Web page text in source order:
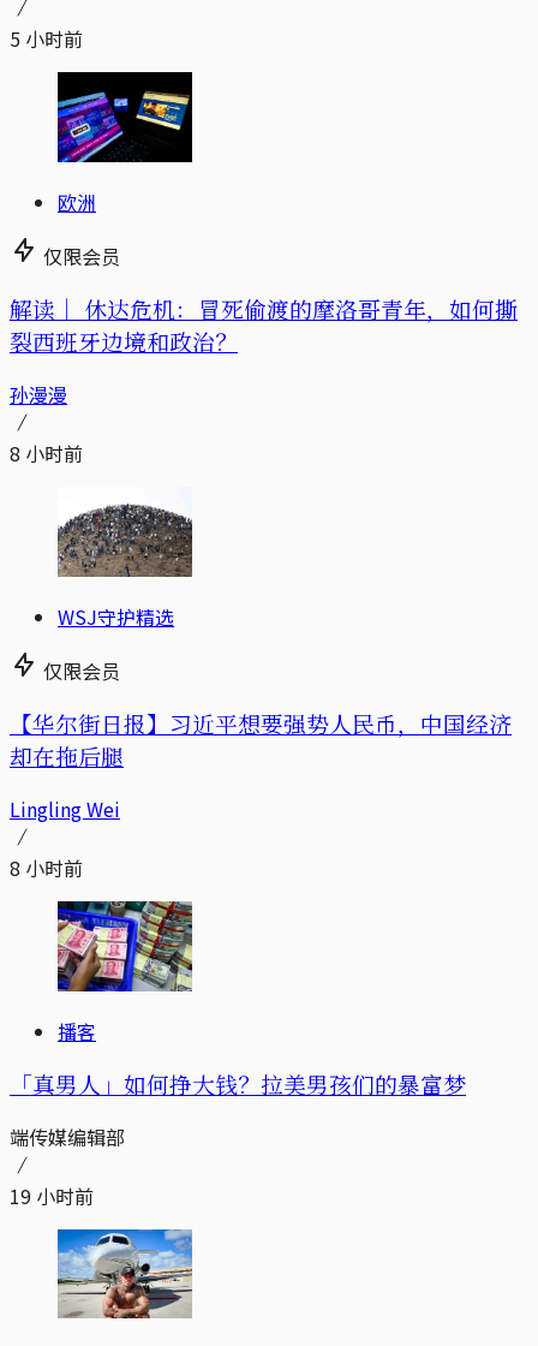
5 小时前
欧洲
仅限会员
解读｜ 休达危机：冒死偷渡的摩洛哥青年，如何撕
裂西班牙边境和政治？
孙漫漫
8 小时前
WSJ守护精选
仅限会员
【华尔街日报】习近平想要强势人民币，中国经济
却在拖后腿
Lingling Wei
8 小时前
播客
「真男人」如何挣大钱？拉美男孩们的暴富梦
端传媒编辑部
19 小时前